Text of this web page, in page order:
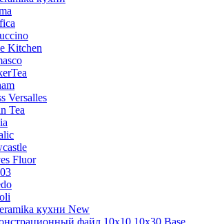
Kitchen
Versalles
Tea
Fluor
кухни New
файл 10x10 10x30 Base